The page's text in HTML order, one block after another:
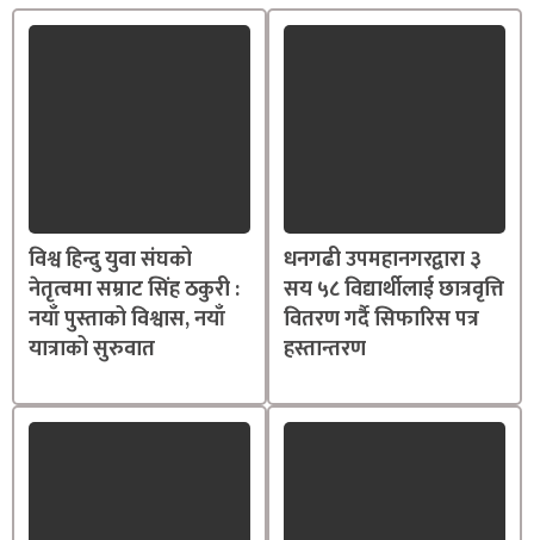
विश्व हिन्दु युवा संघको
नेतृत्वमा सम्राट सिंह ठकुरी :
नयाँ पुस्ताको विश्वास, नयाँ
यात्राको सुरुवात
धनगढी उपमहानगरद्वारा ३
सय ५८ विद्यार्थीलाई छात्रवृत्ति
वितरण गर्दै सिफारिस पत्र
हस्तान्तरण